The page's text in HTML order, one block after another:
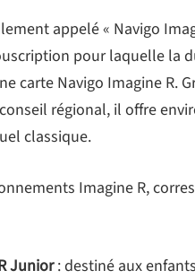
appelé « Navigo
pour laquelle la
carte Navigo Imagine R.
régional, il offre
classique.
Imagine R,
Junior: destiné aux